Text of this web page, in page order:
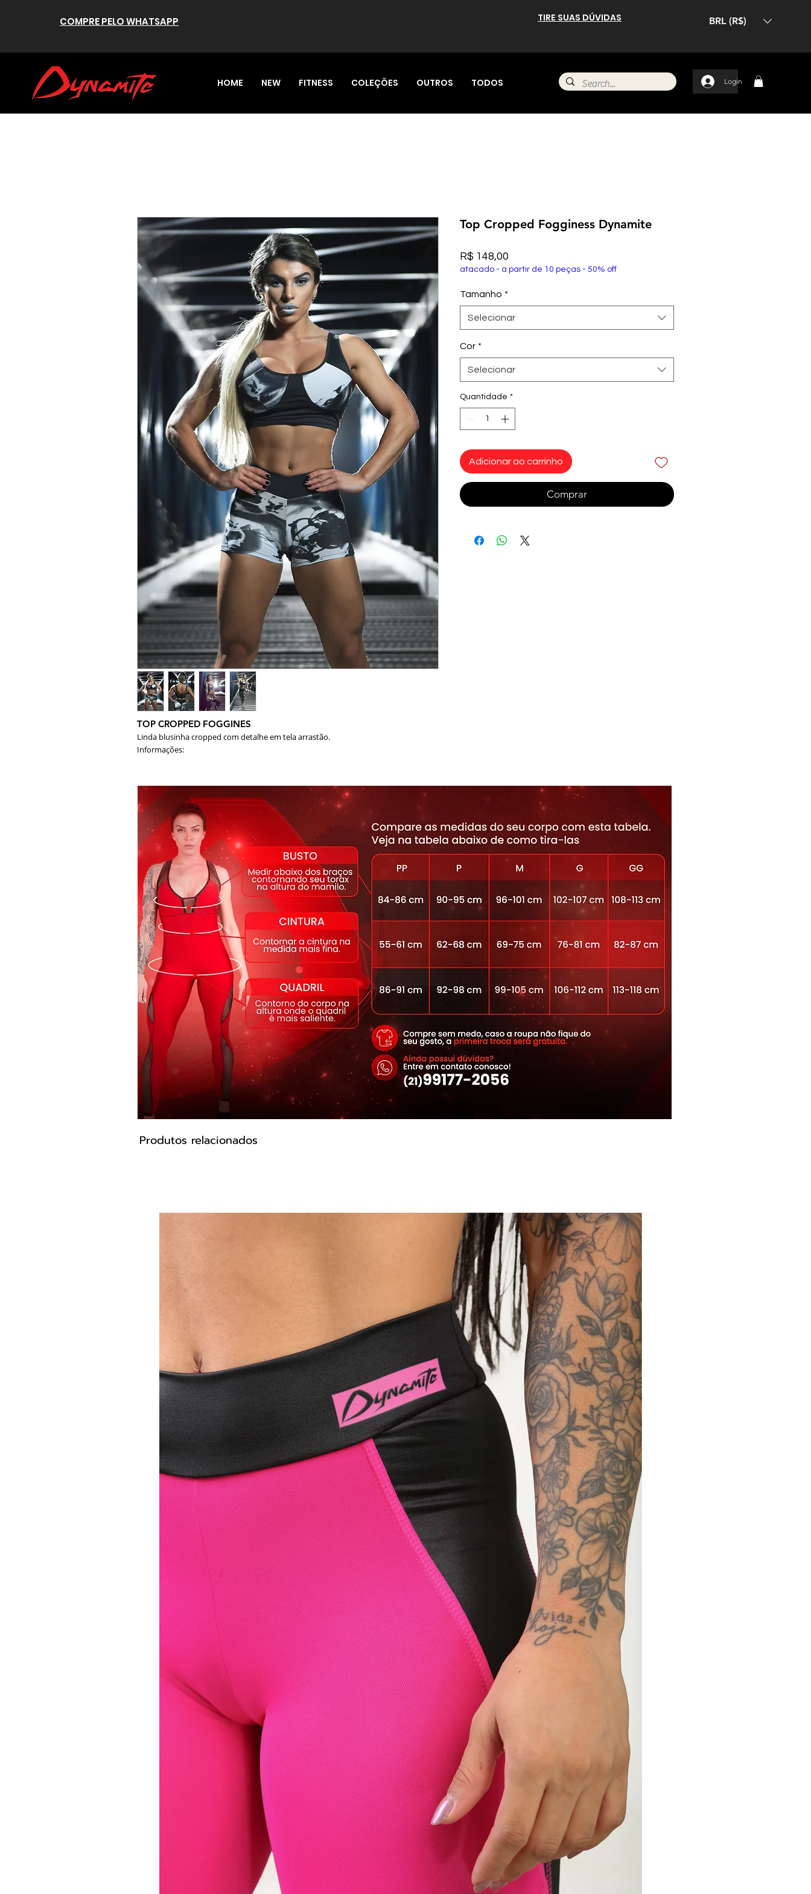
COMPRE PELO WHATSAPP TIRE SUAS DÚVIDAS BRL (R$)
HOME NEW FITNESS COLEÇÕES OUTROS TODOS Login
TOP CROPPED FOGGINES
Linda blusinha cropped com detalhe em tela arrastão.
Informações:
Cor: Cinza, preto
Pode ter variação da estampa devido posição do corte
Modelo: T2094
Top Cropped Fogginess Dynamite
R$ 148,00
atacado - a partir de 10 peças - 50% off
Tamanho *
Selecionar
Cor *
Selecionar
Quantidade *
Adicionar ao carrinho
Comprar
Produtos relacionados